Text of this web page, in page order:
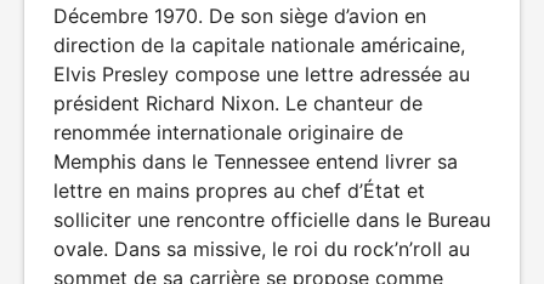
Décembre 1970. De son siège d’avion en
direction de la capitale nationale américaine,
Elvis Presley compose une lettre adressée au
président Richard Nixon. Le chanteur de
renommée internationale originaire de
Memphis dans le Tennessee entend livrer sa
lettre en mains propres au chef d’État et
solliciter une rencontre officielle dans le Bureau
ovale. Dans sa missive, le roi du rock’n’roll au
sommet de sa carrière se propose comme